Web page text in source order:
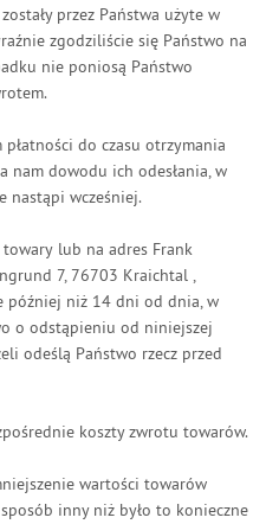
przez Państwa użyte w
zgodziliście się Państwo na
nie poniosą Państwo
do czasu otrzymania
nam dowodu ich odesłania, w
nastąpi wcześniej.
towary lub na adres Frank
7, 76703 Kraichtal ,
później niż 14 dni od dnia, w
o odstąpieniu od niniejszej
odeślą Państwo rzecz przed
koszty zwrotu towarów.
wartości towarów
inny niż było to konieczne